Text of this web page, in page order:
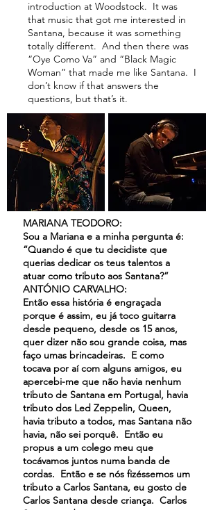
introduction at Woodstock. It was
that music that got me interested in
Santana, because it was something
totally different. And then there was
“Oye Como Va” and “Black Magic
Woman” that made me like Santana. I
don’t know if that answers the
questions, but that’s it.
MARIANA TEODORO:
Sou a Mariana e a minha pergunta é:
“Quando é que tu decidiste que
querias dedicar os teus talentos a
atuar como tributo aos Santana?”
ANTÓNIO CARVALHO:
Então essa história é engraçada
porque é assim, eu já toco guitarra
desde pequeno, desde os 15 anos,
quer dizer não sou grande coisa, mas
faço umas brincadeiras. E como
tocava por aí com alguns amigos, eu
apercebi-me que não havia nenhum
tributo de Santana em Portugal, havia
tributo dos Led Zeppelin, Queen,
havia tributo a todos, mas Santana não
havia, não sei porquê. Então eu
propus a um colego meu que
tocávamos juntos numa banda de
cordas. Então e se nós fizéssemos um
tributo a Carlos Santana, eu gosto de
Carlos Santana desde criança. Carlos